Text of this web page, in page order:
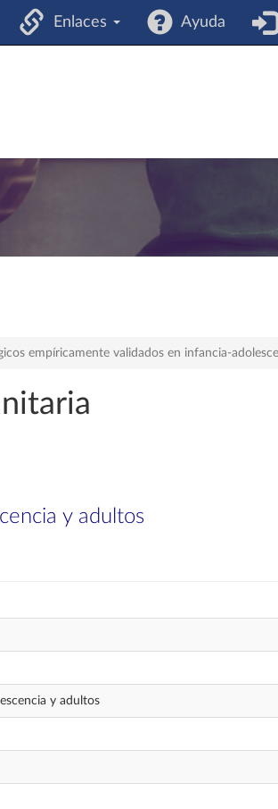
Enlaces Ayuda
empíricamente validados en infancia-
y adultos
y adultos